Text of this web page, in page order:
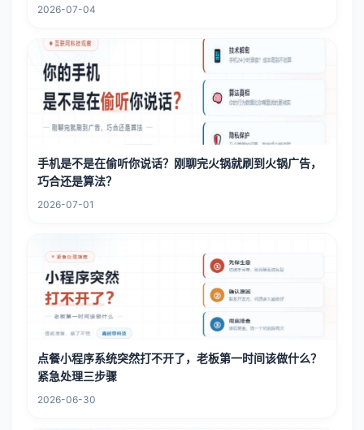
2026-07-04
手机是不是在偷听你说话？刚聊完火锅就刷到火锅广告，
巧合还是算法？
2026-07-01
点餐小程序系统突然打不开了，老板第一时间该做什么？
紧急处理三步骤
2026-06-30